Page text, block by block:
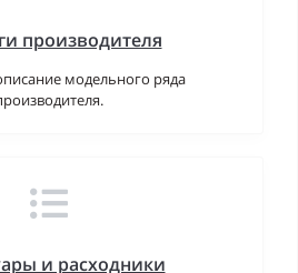
производителя
модельного ряда
и расходники